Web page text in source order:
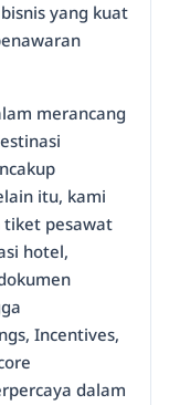
yang kuat
merancang
itu, kami
tiket pesawat
hotel,
Incentives,
dalam